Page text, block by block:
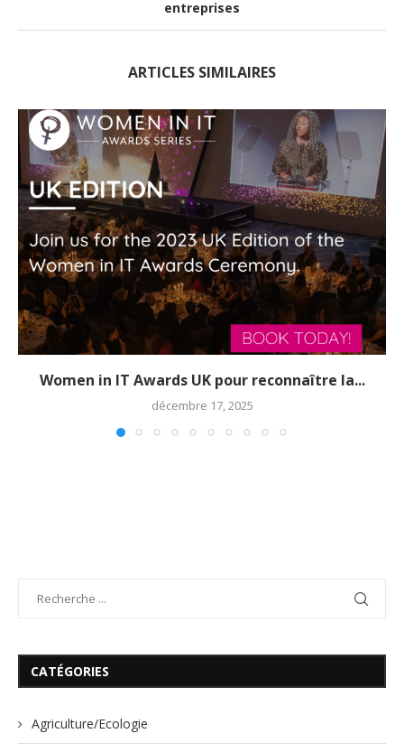
entreprises
ARTICLES SIMILAIRES
Women in IT Awards UK pour reconnaître la...
décembre 17, 2025
CATÉGORIES
Agriculture/Ecologie